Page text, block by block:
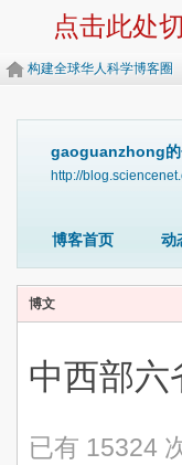
点击此处
构建全球华人科学博客圈
gaoguanzhong的
http://
博客首页 动
博文
中西部六
已有 15324